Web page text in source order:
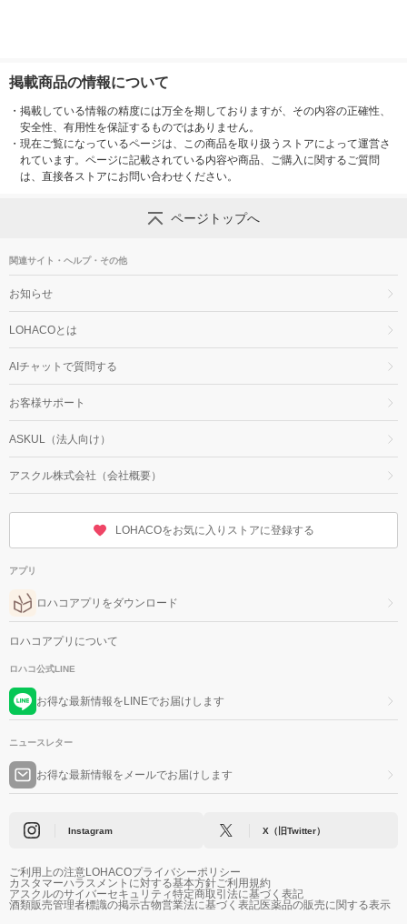
掲載商品の情報について
・ 掲載している情報の精度には万全を期しておりますが、その内容の正確性、
安全性、有用性を保証するものではありません。
・ 現在ご覧になっているページは、この商品を取り扱うストアによって運営さ
れています。ページに記載されている内容や商品、ご購入に関するご質問
は、直接各ストアにお問い合わせください。
ページトップへ
関連サイト・ヘルプ・その他
お知らせ
LOHACOとは
AIチャットで質問する
お客様サポート
ASKUL（法人向け）
アスクル株式会社（会社概要）
LOHACOをお気に入りストアに登録する
アプリ
ロハコアプリをダウンロード
ロハコアプリについて
ロハコ公式LINE
お得な最新情報をLINEでお届けします
ニュースレター
お得な最新情報をメールでお届けします
Instagram X（旧Twitter）
ご利用上の注意LOHACOプライバシーポリシー
カスタマーハラスメントに対する基本方針ご利用規約
アスクルのサイバーセキュリティ特定商取引法に基づく表記
酒類販売管理者標識の掲示古物営業法に基づく表記医薬品の販売に関する表示